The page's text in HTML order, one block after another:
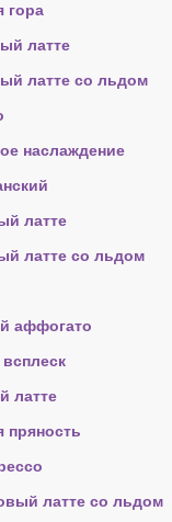
гора
латте
латте со льдом
наслаждение
латте
латте со льдом
аффогато
латте
пряность
латте со льдом